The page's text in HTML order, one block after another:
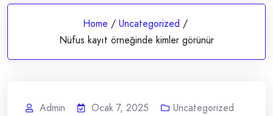
Home / Uncategorized /
Nüfus kayıt örneğinde kimler görünür
Admin Ocak 7, 2025 Uncategorized